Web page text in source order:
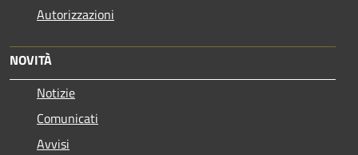
Autorizzazioni
NOVITÀ
Notizie
Comunicati
Avvisi